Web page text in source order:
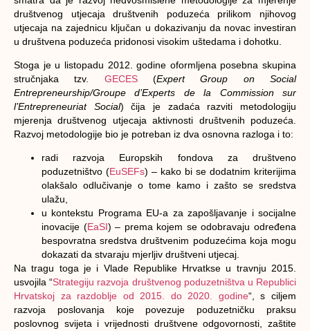
društvenog utjecaja društvenih poduzeća prilikom njihovog
utjecaja na zajednicu ključan u dokazivanju da novac investiran
u društvena poduzeća pridonosi visokim uštedama i dohotku.
Stoga je u listopadu 2012. godine oformljena posebna skupina
stručnjaka tzv. GECES(Expert Group on Social
Entrepreneurship/Groupe d’Experts de la Commission sur
l’Entrepreneuriat Social) čija je zadaća razviti metodologiju
mjerenja društvenog utjecaja aktivnosti društvenih poduzeća.
Razvoj metodologije bio je potreban iz dva osnovna razloga i to:
radi razvoja Europskih fondova za društveno
poduzetništvo (EuSEFs) – kako bi se dodatnim kriterijima
olakšalo odlučivanje o tome kamo i zašto se sredstva
ulažu,
u kontekstu Programa EU-a za zapošljavanje i socijalne
inovacije (EaSI) – prema kojem se odobravaju određena
bespovratna sredstva društvenim poduzećima koja mogu
dokazati da stvaraju mjerljiv društveni utjecaj.
Na tragu toga je i Vlade Republike Hrvatkse u travnju 2015.
usvojila “Strategiju razvoja društvenog poduzetništva u Republici
Hrvatskoj za razdoblje od 2015. do 2020. godine“, s ciljem
razvoja poslovanja koje povezuje poduzetničku praksu
poslovnog svijeta i vrijednosti društvene odgovornosti, zaštite